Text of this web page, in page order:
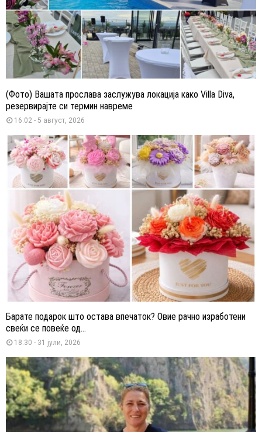
(Фото) Вашата прослава заслужува локација како Villa Diva,
резервирајте си термин навреме
16:02 - 5 август, 2026
Барате подарок што остава впечаток? Овие рачно изработени
свеќи се повеќе од...
18:30 - 31 јули, 2026